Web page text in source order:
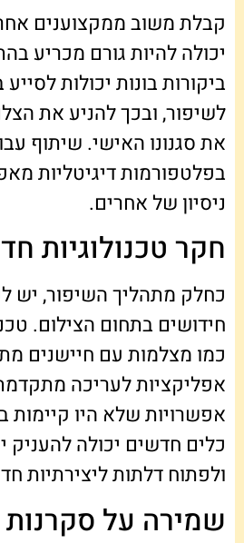
קבלת משוב ממקצוענים
יכולה להיות גורם מכריע
ביקורות בונות יכולות
לשיפור, ובכך להניע את
את סגנונו האישי. שיתוף
בפלטפורמות דיגיטליות
ניסיון של אחרים.
חקר טכנולוגיות
כחלק מתהליך השיפור, יש
חידושים בתחום הצילום.
כמו מצלמות עם חיישנים
אפליקציות לעריכה
אפשרויות שלא היו
כלים חדשים יכולה להעניק
ולפתוח דלתות ליצירתיות
שמירה על סקרנות